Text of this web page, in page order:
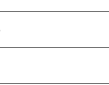
家（着物）
ー（ワンショルダー）
注文する